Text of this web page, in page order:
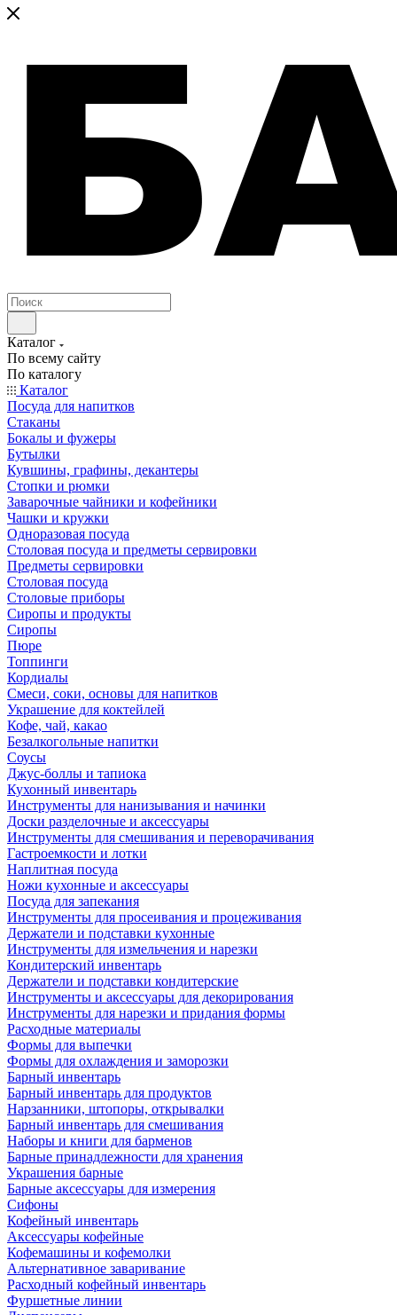
Каталог
По всему сайту
По каталогу
Каталог
Посуда для напитков
Стаканы
Бокалы и фужеры
Бутылки
Кувшины, графины, декантеры
Стопки и рюмки
Заварочные чайники и кофейники
Чашки и кружки
Одноразовая посуда
Столовая посуда и предметы сервировки
Предметы сервировки
Столовая посуда
Столовые приборы
Сиропы и продукты
Сиропы
Пюре
Топпинги
Кордиалы
Смеси, соки, основы для напитков
Украшение для коктейлей
Кофе, чай, какао
Безалкогольные напитки
Соусы
Джус-боллы и тапиока
Кухонный инвентарь
Инструменты для нанизывания и начинки
Доски разделочные и аксессуары
Инструменты для смешивания и переворачивания
Гастроемкости и лотки
Наплитная посуда
Ножи кухонные и аксессуары
Посуда для запекания
Инструменты для просеивания и процеживания
Держатели и подставки кухонные
Инструменты для измельчения и нарезки
Кондитерский инвентарь
Держатели и подставки кондитерские
Инструменты и аксессуары для декорирования
Инструменты для нарезки и придания формы
Расходные материалы
Формы для выпечки
Формы для охлаждения и заморозки
Барный инвентарь
Барный инвентарь для продуктов
Нарзанники, штопоры, открывалки
Барный инвентарь для смешивания
Наборы и книги для барменов
Барные принадлежности для хранения
Украшения барные
Барные аксессуары для измерения
Сифоны
Кофейный инвентарь
Аксессуары кофейные
Кофемашины и кофемолки
Альтернативное заваривание
Расходный кофейный инвентарь
Фуршетные линии